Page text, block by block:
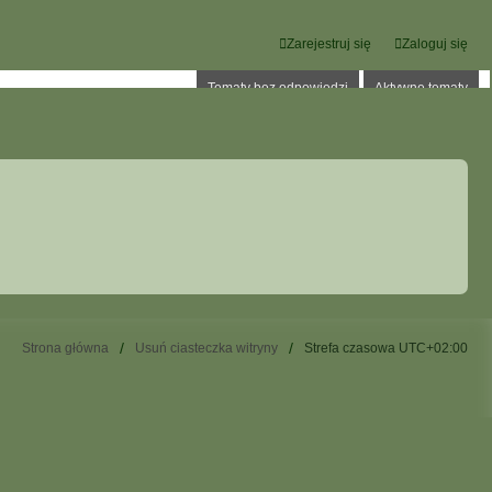
Zaloguj się
Zarejestruj się
Tematy bez odpowiedzi Aktywne tematy
Strona główna Usuń ciasteczka witryny Strefa czasowa UTC+02:00